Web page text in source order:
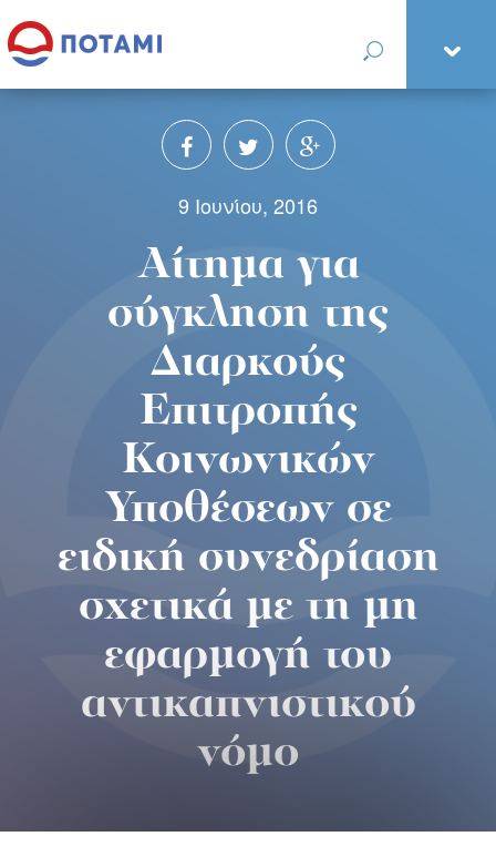
9 Ιουνίου, 2016
Αίτημα για
σύγκληση της
Διαρκούς
Επιτροπής
Κοινωνικών
Υποθέσεων σε
ειδική συνεδρίαση
σχετικά με τη μη
εφαρμογή του
αντικαπνιστικού
νόμο